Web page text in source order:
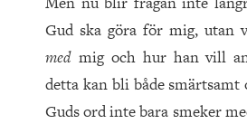
Gud ska göra för mig, utan
med mig och hur han vill
detta kan bli både smärtsamt
Guds ord inte bara smeker